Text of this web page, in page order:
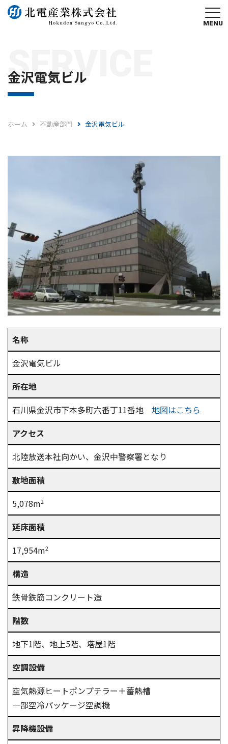
MENU
SERVICE
金沢電気ビル
ホーム 不動産部門 金沢電気ビル
名称
金沢電気ビル
所在地
石川県金沢市下本多町六番丁11番地 地図はこちら
アクセス
北陸放送本社向かい、金沢中警察署となり
敷地面積
5,078m2
延床面積
17,954m2
構造
鉄骨鉄筋コンクリート造
階数
地下1階、地上5階、塔屋1階
空調設備
空気熱源ヒートポンプチラー＋蓄熱槽
一部空冷パッケージ空調機
昇降機設備